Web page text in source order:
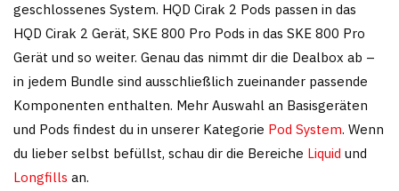
geschlossenes System. HQD Cirak 2 Pods passen in das
HQD Cirak 2 Gerät, SKE 800 Pro Pods in das SKE 800 Pro
Gerät und so weiter. Genau das nimmt dir die Dealbox ab –
in jedem Bundle sind ausschließlich zueinander passende
Komponenten enthalten. Mehr Auswahl an Basisgeräten
und Pods findest du in unserer Kategorie Pod System. Wenn
du lieber selbst befüllst, schau dir die Bereiche Liquid und
Longfills an.